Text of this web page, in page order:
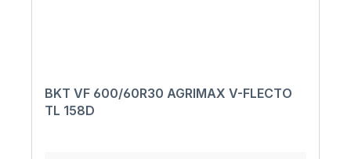
BKT VF 600/60R30 AGRIMAX V-FLECTO
TL 158D